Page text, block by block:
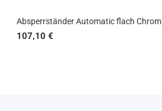
Absperrständer Automatic flach Chrom
107,10 €